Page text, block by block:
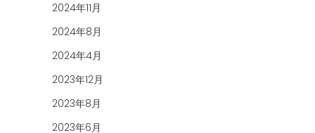
2024年11月
2024年8月
2024年4月
2023年12月
2023年8月
2023年6月